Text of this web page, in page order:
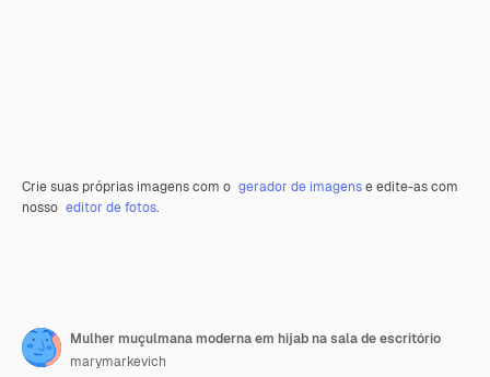
Crie suas próprias imagens com o gerador de imagense edite-as com
nosso editor de fotos.
Mulher muçulmana moderna em hijab na sala de escritório
marymarkevich